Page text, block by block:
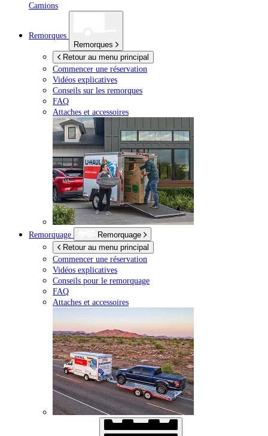
Camions
Remorques
Remorques
Retour au menu principal
Commencer une réservation
Vidéos explicatives
Conseils sur les remorques
FAQ
Attaches et accessoires
Remorquage
Remorquage
Retour au menu principal
Commencer une réservation
Vidéos explicatives
Conseils pour le remorquage
FAQ
Attaches et accessoires